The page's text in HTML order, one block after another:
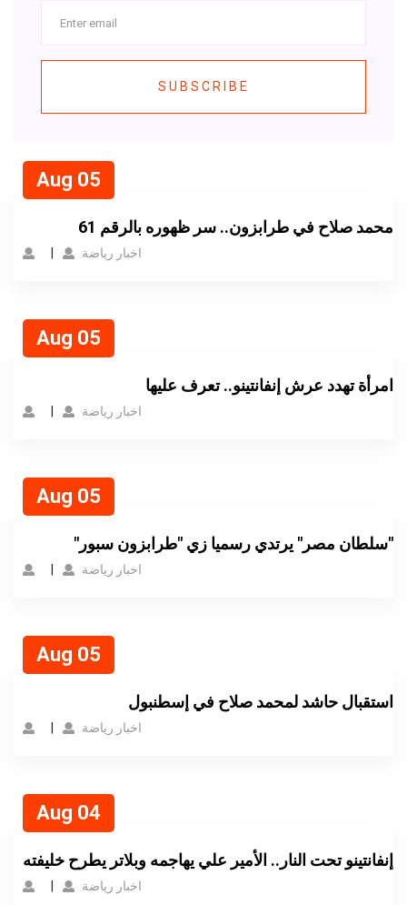
SUBSCRIBE
Aug 05
محمد صلاح في طرابزون.. سر ظهوره بالرقم 61
اخبار رياضة
Aug 05
امرأة تهدد عرش إنفانتينو.. تعرف عليها
اخبار رياضة
Aug 05
"سلطان مصر" يرتدي رسميا زي "طرابزون سبور"
اخبار رياضة
Aug 05
استقبال حاشد لمحمد صلاح في إسطنبول
اخبار رياضة
Aug 04
إنفانتينو تحت النار.. الأمير علي يهاجمه وبلاتر يطرح خليفته
اخبار رياضة